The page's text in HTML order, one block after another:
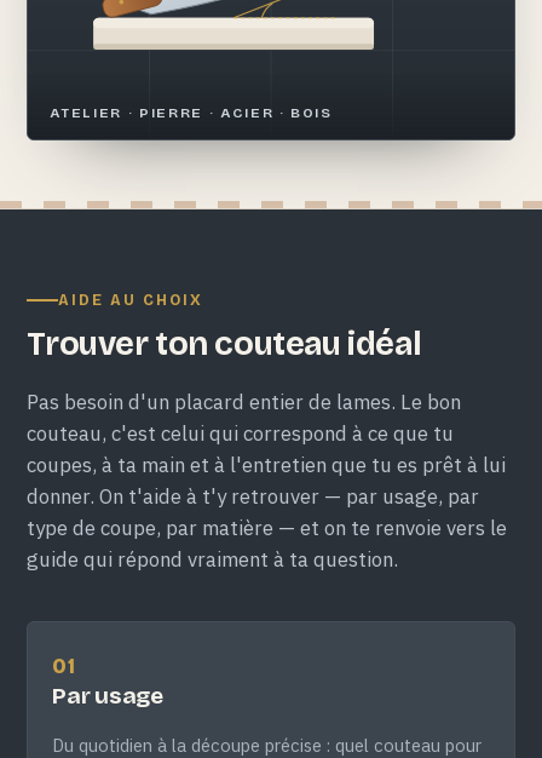
ATELIER · PIERRE · ACIER · BOIS
AIDE AU CHOIX
Trouver ton couteau idéal
Pas besoin d'un placard entier de lames. Le bon
couteau, c'est celui qui correspond à ce que tu
coupes, à ta main et à l'entretien que tu es prêt à lui
donner. On t'aide à t'y retrouver — par usage, par
type de coupe, par matière — et on te renvoie vers le
guide qui répond vraiment à ta question.
01
Par usage
Du quotidien à la découpe précise : quel couteau pour